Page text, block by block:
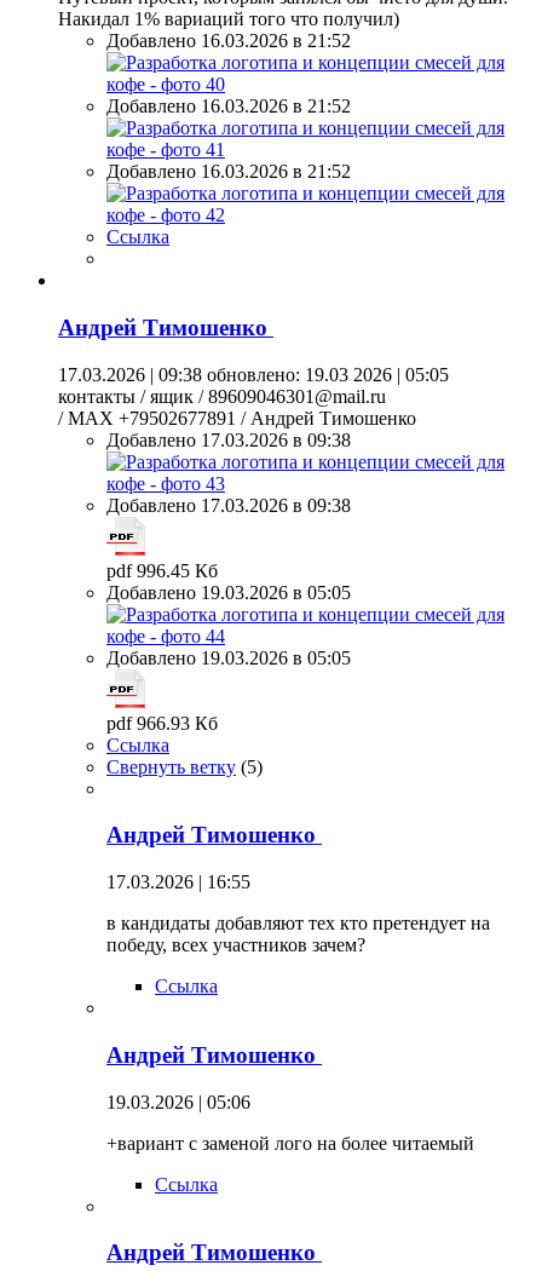
Накидал 1% вариаций того что получил)
Добавлено 16.03.2026 в 21:52
Добавлено 16.03.2026 в 21:52
Добавлено 16.03.2026 в 21:52
Ссылка
Андрей Тимошенко
17.03.2026 | 09:38 обновлено: 19.03 2026 | 05:05
контакты / ящик / 89609046301@mail.ru
/ MAX +79502677891 / Андрей Тимошенко
Добавлено 17.03.2026 в 09:38
Добавлено 17.03.2026 в 09:38
pdf 996.45 Кб
Добавлено 19.03.2026 в 05:05
Добавлено 19.03.2026 в 05:05
pdf 966.93 Кб
Ссылка
Свернуть ветку (5)
Андрей Тимошенко
17.03.2026 | 16:55
в кандидаты добавляют тех кто претендует на
победу, всех участников зачем?
Ссылка
Андрей Тимошенко
19.03.2026 | 05:06
+вариант с заменой лого на более читаемый
Ссылка
Андрей Тимошенко